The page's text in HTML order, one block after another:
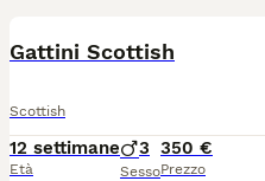
Gattini Scottish
Scottish
12 settimane
Età
3
Sesso
350 €
Prezzo